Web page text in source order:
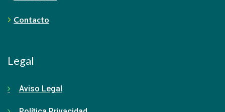
Contacto
Legal
Aviso Legal